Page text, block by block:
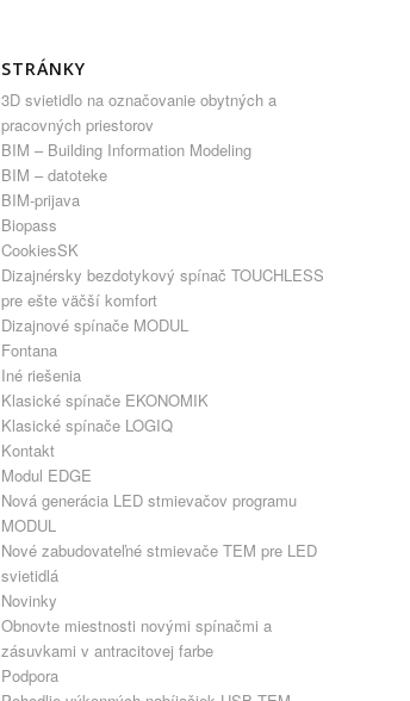
STRÁNKY
3D svietidlo na označovanie obytných a
pracovných priestorov
BIM – Building Information Modeling
BIM – datoteke
BIM-prijava
Biopass
CookiesSK
Dizajnérsky bezdotykový spínač TOUCHLESS
pre ešte väčší komfort
Dizajnové spínače MODUL
Fontana
Iné riešenia
Klasické spínače EKONOMIK
Klasické spínače LOGIQ
Kontakt
Modul EDGE
Nová generácia LED stmievačov programu
MODUL
Nové zabudovateľné stmievače TEM pre LED
svietidlá
Novinky
Obnovte miestnosti novými spínačmi a
zásuvkami v antracitovej farbe
Podpora